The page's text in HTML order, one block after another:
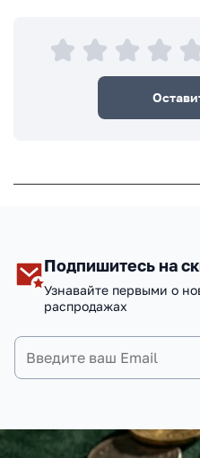
Подпишитесь на
Узнавайте первыми о
распродажах